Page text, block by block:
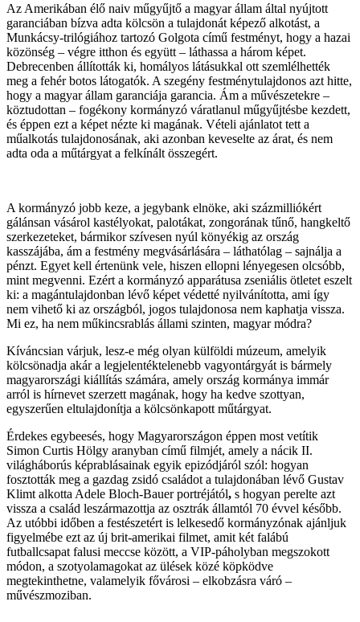
Az Amerikában élő naiv műgyűjtő a magyar állam által nyújtott
garanciában bízva adta kölcsön a tulajdonát képező alkotást, a
Munkácsy-trilógiához tartozó Golgota című festményt, hogy a hazai
közönség – végre itthon és együtt – láthassa a három képet.
Debrecenben állították ki, homályos látásukkal ott szemlélhették
meg a fehér botos látogatók. A szegény festménytulajdonos azt hitte,
hogy a magyar állam garanciája garancia. Ám a művészetekre –
köztudottan – fogékony kormányzó váratlanul műgyűjtésbe kezdett,
és éppen ezt a képet nézte ki magának. Vételi ajánlatot tett a
műalkotás tulajdonosának, aki azonban keveselte az árat, és nem
adta oda a műtárgyat a felkínált összegért.
A kormányzó jobb keze, a jegybank elnöke, aki százmilliókért
gálánsan vásárol kastélyokat, palotákat, zongorának tűnő, hangkeltő
szerkezeteket, bármikor szívesen nyúl könyékig az ország
kasszájába, ám a festmény megvásárlására – láthatólag – sajnálja a
pénzt. Egyet kell értenünk vele, hiszen ellopni lényegesen olcsóbb,
mint megvenni. Ezért a kormányzó apparátusa zseniális ötletet eszelt
ki: a magántulajdonban lévő képet védetté nyilvánította, ami így
nem vihető ki az országból, jogos tulajdonosa nem kaphatja vissza.
Mi ez, ha nem műkincsrablás állami szinten, magyar módra?
Kíváncsian várjuk, lesz-e még olyan külföldi múzeum, amelyik
kölcsönadja akár a legjelentéktelenebb vagyontárgyát is bármely
magyarországi kiállítás számára, amely ország kormánya immár
arról is hírnevet szerzett magának, hogy ha kedve szottyan,
egyszerűen eltulajdonítja a kölcsönkapott műtárgyat.
Érdekes egybeesés, hogy Magyarországon éppen most vetítik
Simon Curtis Hölgy aranyban című filmjét, amely a nácik II.
világháborús képrablásainak egyik epizódjáról szól: hogyan
fosztották meg a gazdag zsidó családot a tulajdonában lévő Gustav
Klimt alkotta Adele Bloch-Bauer portréjától, s hogyan perelte azt
vissza a család leszármazottja az osztrák államtól 70 évvel később.
Az utóbbi időben a festészetért is lelkesedő kormányzónak ajánljuk
figyelmébe ezt az új brit-amerikai filmet, amit két falábú
futballcsapat falusi meccse között, a VIP-páholyban megszokott
módon, a szotyolamagokat az ülések közé köpködve
megtekinthetne, valamelyik fővárosi – elkobzásra váró –
művészmoziban.